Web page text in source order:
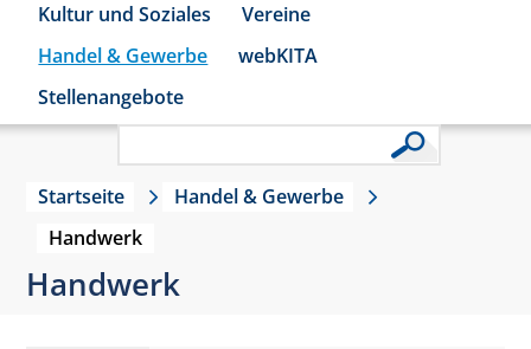
Kultur und Soziales
Vereine
Handel & Gewerbe
webKITA
Stellenangebote
Startseite
Handel & Gewerbe
Handwerk
Handwerk